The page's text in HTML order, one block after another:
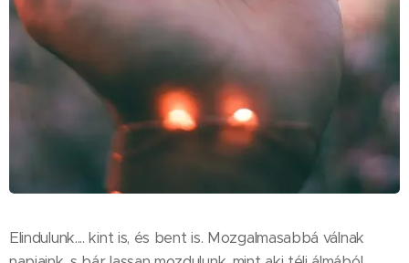
Elindulunk.... kint is, és bent is. Mozgalmasabbá válnak